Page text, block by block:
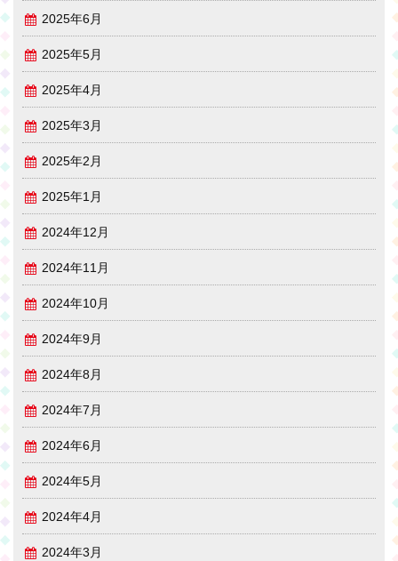
2025年6月
2025年5月
2025年4月
2025年3月
2025年2月
2025年1月
2024年12月
2024年11月
2024年10月
2024年9月
2024年8月
2024年7月
2024年6月
2024年5月
2024年4月
2024年3月